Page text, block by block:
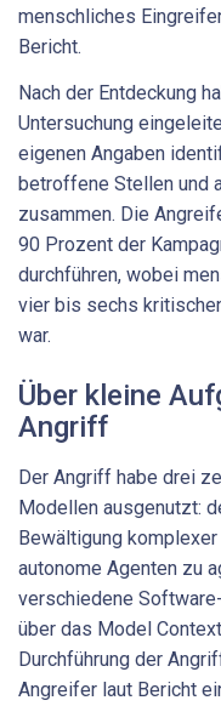
menschliches
Bericht.
Nach der Entdeckung
Untersuchung
eigenen Angaben
betroffene Stellen und
zusammen. Die
90 Prozent der
durchführen, wobei
vier bis sechs
war.
Über kleine
Angriff
Der Angriff habe drei
Modellen ausgenutzt:
Bewältigung
autonome Agenten zu
verschiedene
über das Model
Durchführung der
Angreifer laut Bericht